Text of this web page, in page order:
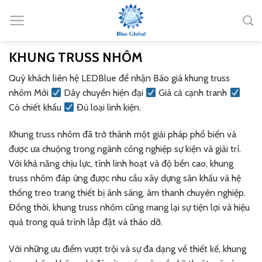
qua
dungKHUNG TRUSS NHÔM
Quý khách liên hệ LEDBlue để nhận Báo giá khung truss
nhôm Mới
Dây chuyền hiện đại
Giá cả cạnh tranh
Có chiết khấu
Đủ loại linh kiện.
Khung truss nhôm đã trở thành một giải pháp phổ biến và
được ưa chuộng trong ngành công nghiệp sự kiện và giải trí.
Với khả năng chịu lực, tính linh hoạt và độ bền cao, khung
truss nhôm đáp ứng được nhu cầu xây dựng sân khấu và hệ
thống treo trang thiết bị ánh sáng, âm thanh chuyên nghiệp.
Đồng thời, khung truss nhôm cũng mang lại sự tiện lợi và hiệu
quả trong quá trình lắp đặt và tháo dỡ.
Với những ưu điểm vượt trội và sự đa dạng về thiết kế, khung